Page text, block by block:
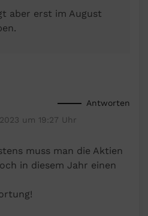
aber erst im August
um 19:27 Uhr
Antworten
muss man die Aktien
in diesem Jahr einen